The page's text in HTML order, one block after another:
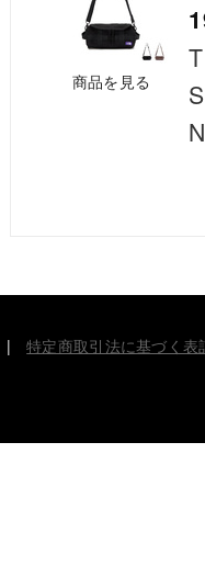
商品を見る
|特定商取引法に基づく表